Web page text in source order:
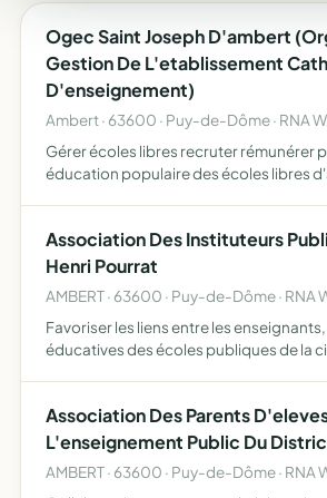
Ogec Saint Joseph D'ambert
Gestion De L'etablissement
D'enseignement)
Ambert · 63600 · Puy-de-Dôme · RNA
Gérer écoles libres recruter rémunérer
éducation populaire des écoles libres
Association Des Instituteurs
Henri Pourrat
AMBERT · 63600 · Puy-de-Dôme ·
Favoriser les liens entre les
éducatives des écoles publiques de la
Association Des Parents
L'enseignement Public Du
AMBERT · 63600 · Puy-de-Dôme · RNA